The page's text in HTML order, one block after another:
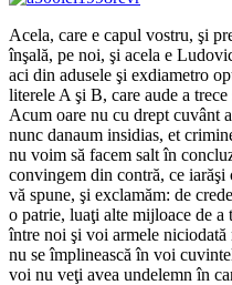
Acela, care e capul vostru, şi
înşală, pe noi, şi acela e
aci din adusele şi exdiametro
literele A şi B, care aude a
Acum oare nu cu drept cuvânt
nunc danaum insidias, et
nu voim să facem salt în
convingem din contră, ce iarăşi
vă spune, şi exclamăm: de
o patrie, luaţi alte mijloace de
între noi şi voi armele
nu se împlinească în voi
voi nu veţi avea undelemn în